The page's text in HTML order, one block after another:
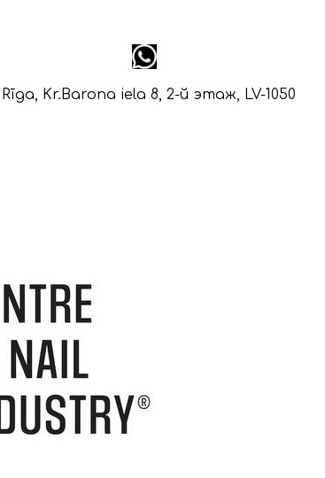
Rīga, Kr.Barona iela 8, 2-й этаж, LV-1050